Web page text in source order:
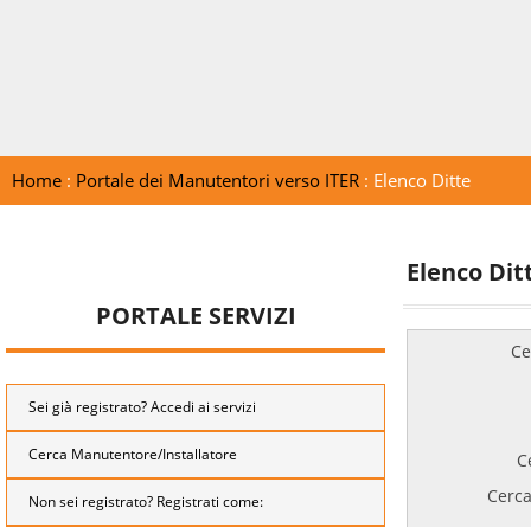
Home: Portale dei Manutentori verso ITER: Elenco Ditte
PORTALE SERVIZI
Sei già registrato? Accedi ai servizi
Cerca Manutentore/Installatore
Non sei registrato? Registrati come:
Elenco